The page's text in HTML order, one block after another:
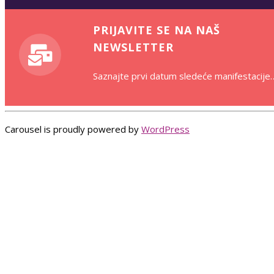
PRIJAVITE SE NA NAŠ
NEWSLETTER
Saznajte prvi datum sledeće
Carousel is proudly powered by WordPress